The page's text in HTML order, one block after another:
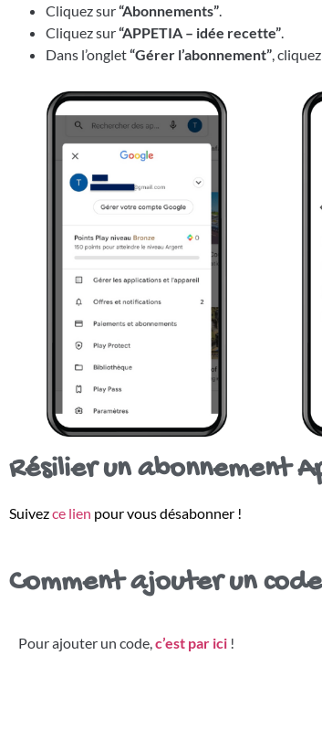
Cliquez sur“Abonnements”
Cliquez sur“APPETIA – idée recette”
Dans l’onglet“Gérer l’abonnement” ,
Résilier un abonnement
Suivezce lien pour vous désabonner !
Comment ajouter un
Pour ajouter un code, c’est par ici !